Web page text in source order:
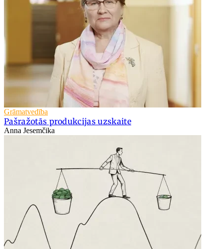
Grāmatvedība
Pašražotās produkcijas uzskaite
Anna Jesemčika